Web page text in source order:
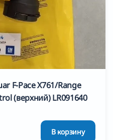
F-Pace X761/Range
(верхний) LR091640
В корзину